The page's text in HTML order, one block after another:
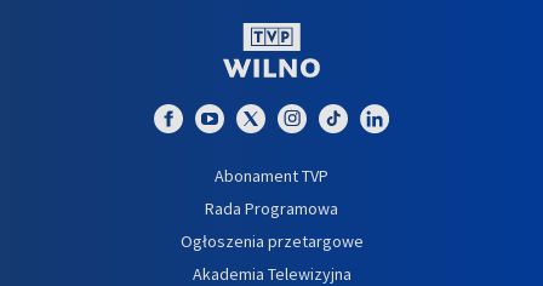
Abonament TVP
Rada Programowa
Ogłoszenia przetargowe
Akademia Telewizyjna